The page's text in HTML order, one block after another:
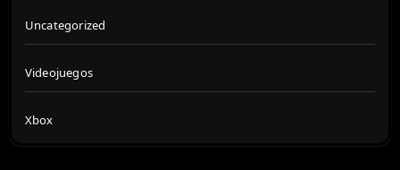
Uncategorized
Videojuegos
Xbox